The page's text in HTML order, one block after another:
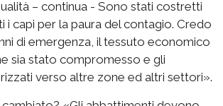
– continua - Sono stati costretti
i capi per la paura del contagio. Credo
di emergenza, il tessuto economico
sia stato compromesso e gli
verso altre zone ed altri settori».